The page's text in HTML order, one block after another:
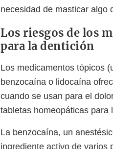
necesidad de masticar algo
Los riesgos de los
para la dentición
Los medicamentos tópicos
benzocaína o lidocaína
cuando se usan para el
tabletas homeopáticas para
La benzocaína, un
ingrediente activo de varios